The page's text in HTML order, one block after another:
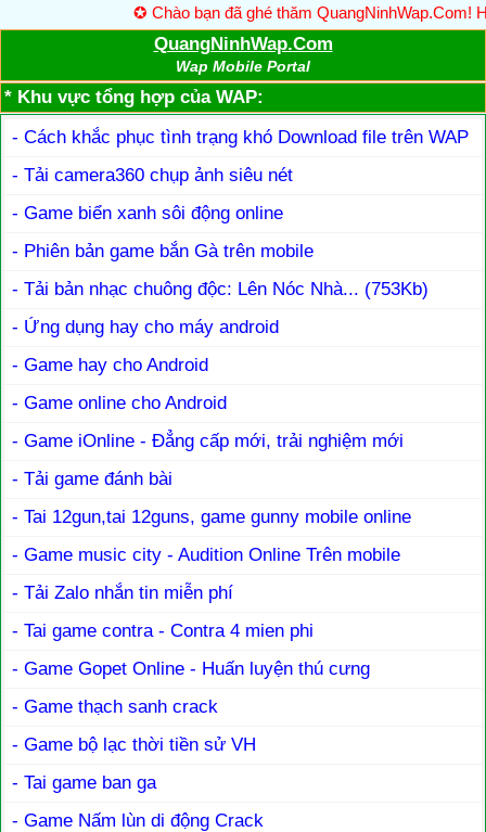
✪ Chào bạn đã ghé thăm QuangNinhWap.Com!
QuangNinhWap.Com
Wap Mobile Portal
* Khu vực tổng hợp của WAP:
- Cách khắc phục tình trạng khó Download file trên WAP
- Tải camera360 chụp ảnh siêu nét
- Game biển xanh sôi động online
- Phiên bản game bắn Gà trên mobile
- Tải bản nhạc chuông độc: Lên Nóc Nhà... (753Kb)
- Ứng dụng hay cho máy android
- Game hay cho Android
- Game online cho Android
- Game iOnline - Đẳng cấp mới, trải nghiệm mới
- Tải game đánh bài
- Tai 12gun,tai 12guns, game gunny mobile online
- Game music city - Audition Online Trên mobile
- Tải Zalo nhắn tin miễn phí
- Tai game contra - Contra 4 mien phi
- Game Gopet Online - Huấn luyện thú cưng
- Game thạch sanh crack
- Game bộ lạc thời tiền sử VH
- Tai game ban ga
- Game Nấm lùn di động Crack